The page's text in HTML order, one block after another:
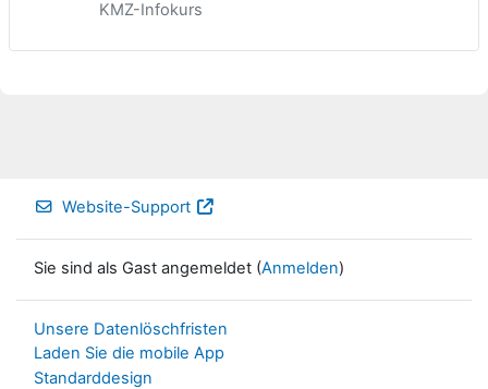
KMZ-Infokurs
Website-Support
Sie sind als Gast angemeldet (Anmelden)
Unsere Datenlöschfristen
Laden Sie die mobile App
Standarddesign